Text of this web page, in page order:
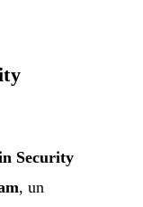
Security
, un